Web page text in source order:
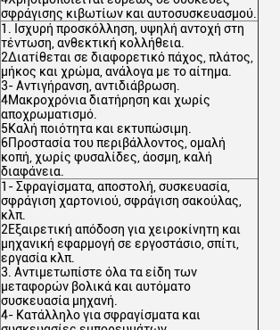
σφράγισης κιβωτίων και αυτοσυσκευασμού.
1. Ισχυρή προσκόλληση, υψηλή αντοχή στη
τέντωση, ανθεκτική κολλήθεια.
2Διατίθεται σε διαφορετικό πάχος, πλάτος,
μήκος και χρώμα, ανάλογα με το αίτημα.
3- Αντιγήρανση, αντιδιάβρωση.
4Μακροχρόνια διατήρηση και χωρίς
αποχρωματισμό.
5Καλή ποιότητα και εκτυπώσιμη.
6Προστασία του περιβάλλοντος, ομαλή
κοπή, χωρίς φυσαλίδες, άοσμη, καλή
διαφάνεια.
1- Σφραγίσματα, αποστολή, συσκευασία,
σφράγιση χαρτονιού, σφράγιση σακούλας,
κλπ.
2Εξαιρετική απόδοση για χειροκίνητη και
μηχανική εφαρμογή σε εργοστάσιο, σπίτι,
εργασία κλπ.
3. Αντιμετωπίστε όλα τα είδη των
μεταφορών βολικά και αυτόματο
συσκευασία μηχανή.
4- Κατάλληλο για σφραγίσματα και